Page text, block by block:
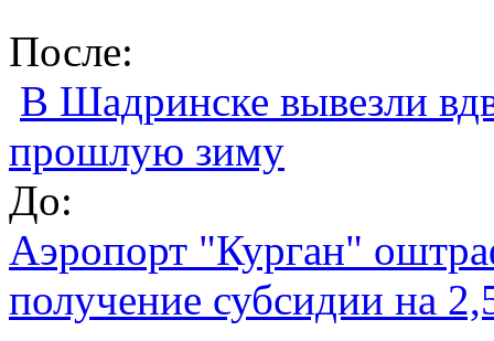
После:
В Шадринске вывезли
прошлую зиму
До:
Аэропорт "Курган"
получение субсидии на